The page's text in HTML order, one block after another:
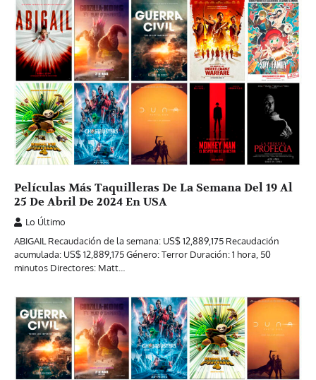
Películas Más Taquilleras De La Semana Del 19 Al
25 De Abril De 2024 En USA
Lo Último
ABIGAIL Recaudación de la semana: US$ 12,889,175 Recaudación
acumulada: US$ 12,889,175 Género: Terror Duración: 1 hora, 50
minutos Directores: Matt…